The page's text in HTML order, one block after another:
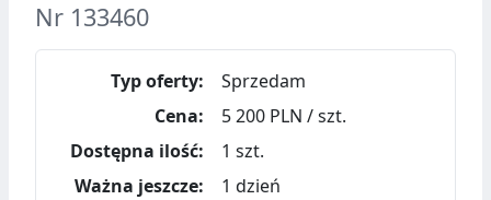
Nr 133460
Typ oferty:
Sprzedam
Cena:
5 200 PLN / szt.
Dostępna ilość:
1 szt.
Ważna jeszcze:
1 dzień